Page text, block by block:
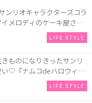
ンリオキャラクターズコラ
メロディのケーキ屋さ
8種類と、「シナモロール
どオルゴールで動く仕掛け
♪
LIFE STYLE
ものになりきったサンリ
♡『ナムコdeハロウィン
ジー～』全国のアミュー
「ナムコオンラインクレー
LIFE STYLE